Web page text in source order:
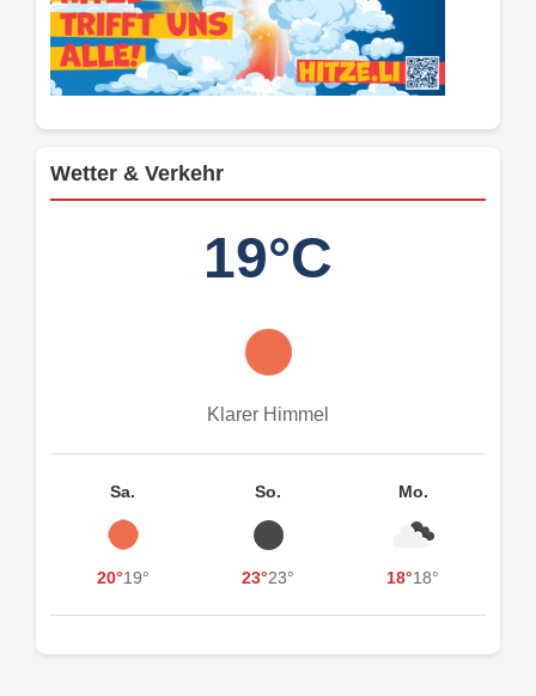
Wetter & Verkehr
19°C
Klarer Himmel
Sa.
20°19°
So.
23°23°
Mo.
18°18°